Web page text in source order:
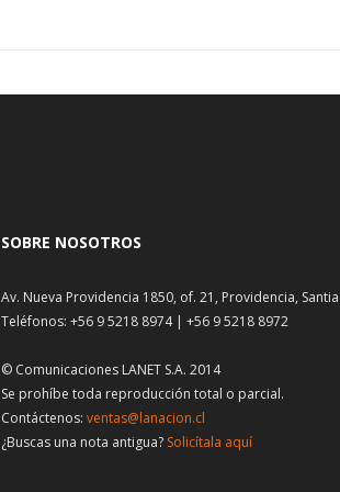
SOBRE NOSOTROS
Av. Nueva Providencia 1850, of. 21, Providencia,
Teléfonos: +56 9 5218 8974 | +56 9 5218 8972
© Comunicaciones LANET S.A. 2014
Se prohíbe toda reproducción total o parcial.
Contáctenos: ventas@lanacion.cl
¿Buscas una nota antigua? Solicítala aquí